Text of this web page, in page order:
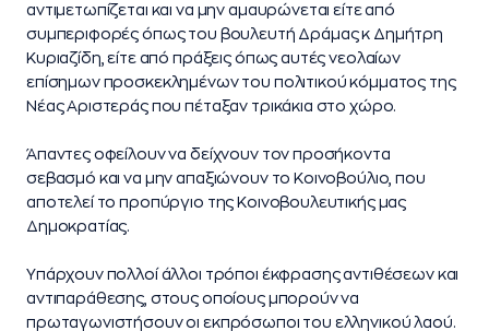
αντιμετωπίζεται και να μην αμαυρώνεται είτε από
συμπεριφορές όπως του βουλευτή Δράμας κ Δημήτρη
Κυριαζίδη, είτε από πράξεις όπως αυτές νεολαίων
επίσημων προσκεκλημένων του πολιτικού κόμματος της
Νέας Αριστεράς που πέταξαν τρικάκια στο χώρο.
Άπαντες οφείλουν να δείχνουν τον προσήκοντα
σεβασμό και να μην απαξιώνουν το Κοινοβούλιο, που
αποτελεί το προπύργιο της Κοινοβουλευτικής μας
Δημοκρατίας.
Υπάρχουν πολλοί άλλοι τρόποι έκφρασης αντιθέσεων και
αντιπαράθεσης, στους οποίους μπορούν να
πρωταγωνιστήσουν οι εκπρόσωποι του ελληνικού λαού.